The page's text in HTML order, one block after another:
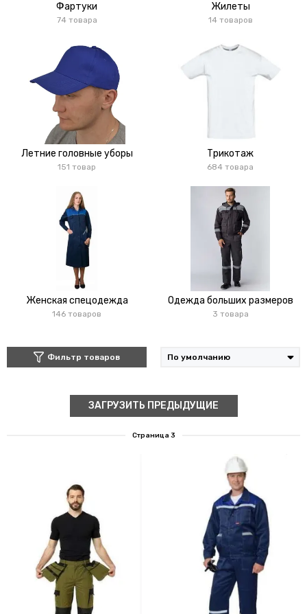
Фартуки
74 товара
Жилеты
14 товаров
Летние головные уборы
151 товар
Трикотаж
684 товара
Женская спецодежда
146 товаров
Одежда больших размеров
3 товара
Фильтр товаров
ЗАГРУЗИТЬ ПРЕДЫДУЩИЕ
Страница 3